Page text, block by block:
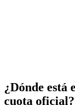
¿Dónde está
cuota oficial?